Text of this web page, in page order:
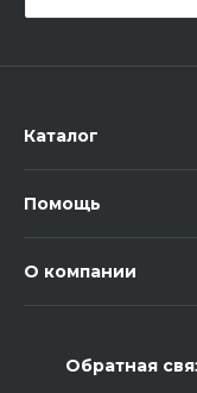
Каталог
Помощь
О компании
Обратная